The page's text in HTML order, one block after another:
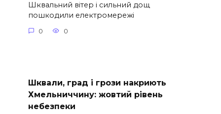
Шквальний вітер і сильний дощ
пошкодили електромережі
0 0
Шквали, град і грози накриють
Хмельниччину: жовтий рівень
небезпеки